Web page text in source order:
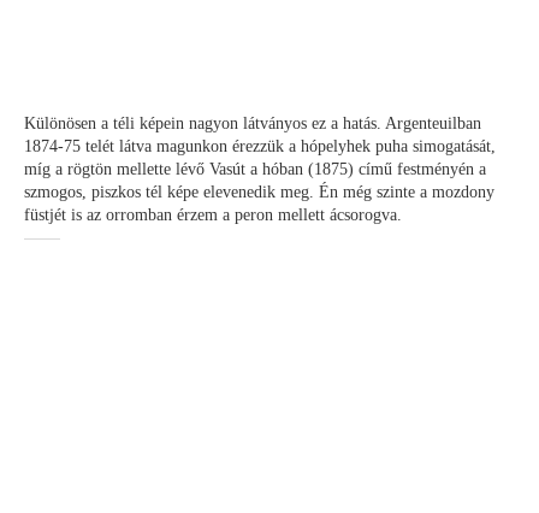
Különösen a téli képein nagyon látványos ez a hatás. Argenteuilban
1874-75 telét látva magunkon érezzük a hópelyhek puha simogatását,
míg a rögtön mellette lévő Vasút a hóban (1875) című festményén a
szmogos, piszkos tél képe elevenedik meg. Én még szinte a mozdony
füstjét is az orromban érzem a peron mellett ácsorogva.